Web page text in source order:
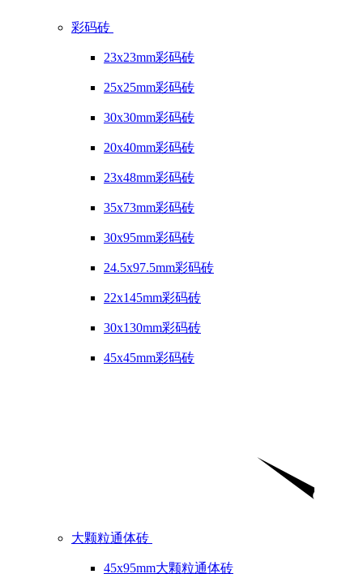
彩码砖
23x23mm彩码砖
25x25mm彩码砖
30x30mm彩码砖
20x40mm彩码砖
23x48mm彩码砖
35x73mm彩码砖
30x95mm彩码砖
24.5x97.5mm彩码砖
22x145mm彩码砖
30x130mm彩码砖
45x45mm彩码砖
大颗粒通体砖
45x95mm大颗粒通体砖